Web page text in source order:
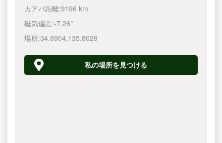
カアバ距離:9196 km
磁気偏差:-7.26°
場所:34.8904,135.8030
私の場所を見つける